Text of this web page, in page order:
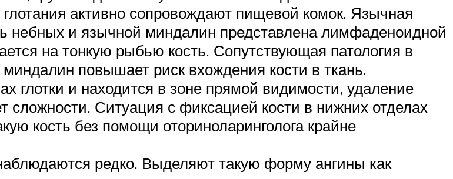
активно сопровождают пищевой комок. Язычная
небных и язычной миндалин представлена лимфаденоидной
на тонкую рыбью кость. Сопутствующая патология в
повышает риск вхождения кости в ткань.
глотки и находится в зоне прямой видимости, удаление
сложности. Ситуация с фиксацией кости в нижних отделах
кость без помощи оториноларинголога крайне
редко. Выделяют такую форму ангины как